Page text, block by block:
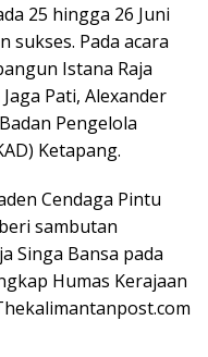
25 hingga 26 Juni
sukses. Pada acara
Istana Raja
Pati, Alexander
Pengelola
Ketapang.
Cendaga Pintu
sambutan
Singa Bansa pada
Humas Kerajaan